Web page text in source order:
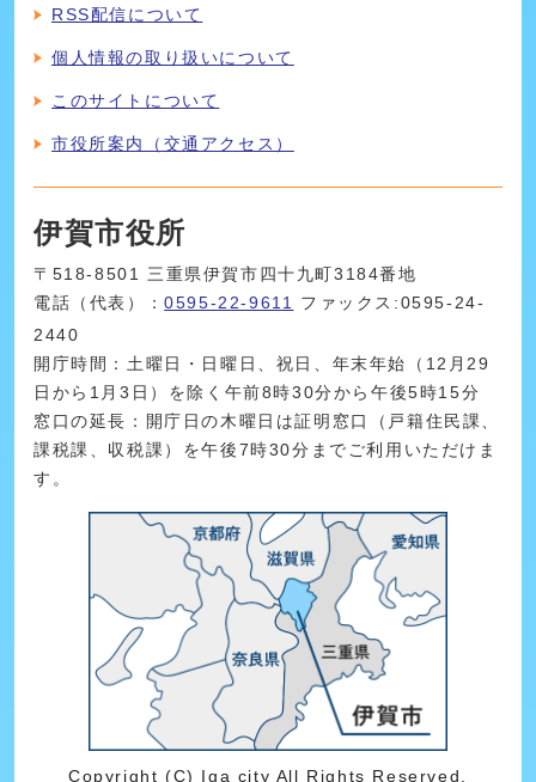
RSS配信について
個人情報の取り扱いについて
このサイトについて
市役所案内（交通アクセス）
伊賀市役所
〒518-8501 三重県伊賀市四十九町3184番地
電話（代表）：0595-22-9611
ファックス:0595-24-
2440
開庁時間：土曜日・日曜日、祝日、年末年始（12月29
日から1月3日）を除く午前8時30分から午後5時15分
窓口の延長：開庁日の木曜日は証明窓口（戸籍住民課、
課税課、収税課）を午後7時30分までご利用いただけま
す。
Copyright (C) Iga city All Rights Reserved.